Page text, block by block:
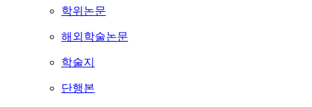
학위논문
해외학술논문
학술지
단행본